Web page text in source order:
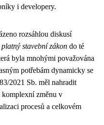
i developery.
rozsáhlou diskusí
platný stavební zákon do té
byla mnohými považována
potřebám dynamicky se
2021 Sb. měl nahradit
komplexní změnu v
procesů a celkovém